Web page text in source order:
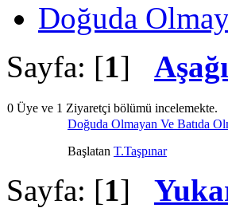
Doğuda
Sayfa: [1]
0 Üye ve 1 Ziyaretçi bölümü incelemekte.
Doğuda Olmayan Ve Batıda
Başlatan T.Taşpınar
Sayfa: [1]